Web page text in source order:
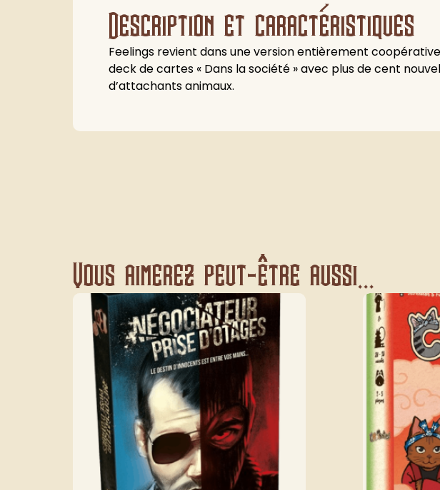
Description et caractéristiques
Feelings revient dans une version entièrement
deck de cartes « Dans la société » avec plus de cent
d’attachants animaux.
Vous aimerez peut-être aussi...